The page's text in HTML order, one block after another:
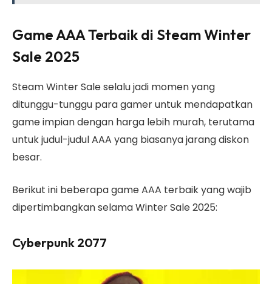
Game AAA Terbaik di Steam Winter
Sale 2025
Steam Winter Sale selalu jadi momen yang
ditunggu-tunggu para gamer untuk mendapatkan
game impian dengan harga lebih murah, terutama
untuk judul-judul AAA yang biasanya jarang diskon
besar.
Berikut ini beberapa game AAA terbaik yang wajib
dipertimbangkan selama Winter Sale 2025:
Cyberpunk 2077